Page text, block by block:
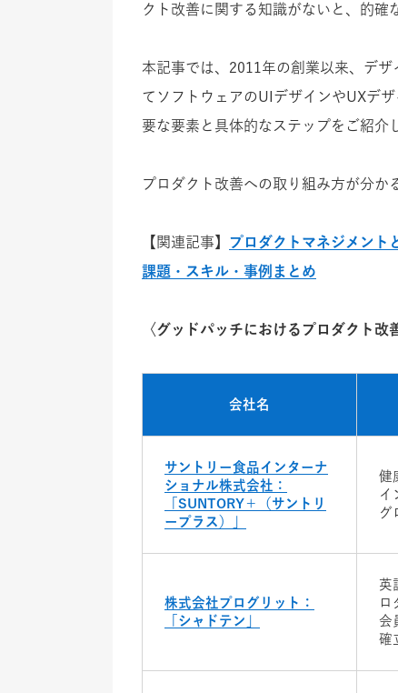
クト改善に関する知識がないと、的確
本記事では、2011年の創業以来、デ
てソフトウェアのUIデザインやUXデ
要な要素と具体的なステップをご紹介
プロダクト改善への取り組み方が分か
【関連記事】 プロダクトマネジメント
課題・スキル・事例まとめ
〈グッドパッチにおけるプロダクト改
会社名
サントリー食品インターナ
ショナル株式会社：
SUNTORY＋（サントリ
ープラス）
」
健
イ
グ
株式会社プログリット：
「シャドテン」
英
ロ
会
確